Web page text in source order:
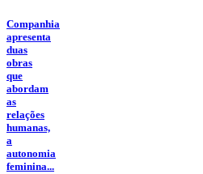
Companhia
apresenta
duas
obras
que
abordam
as
relações
humanas,
a
autonomia
feminina...